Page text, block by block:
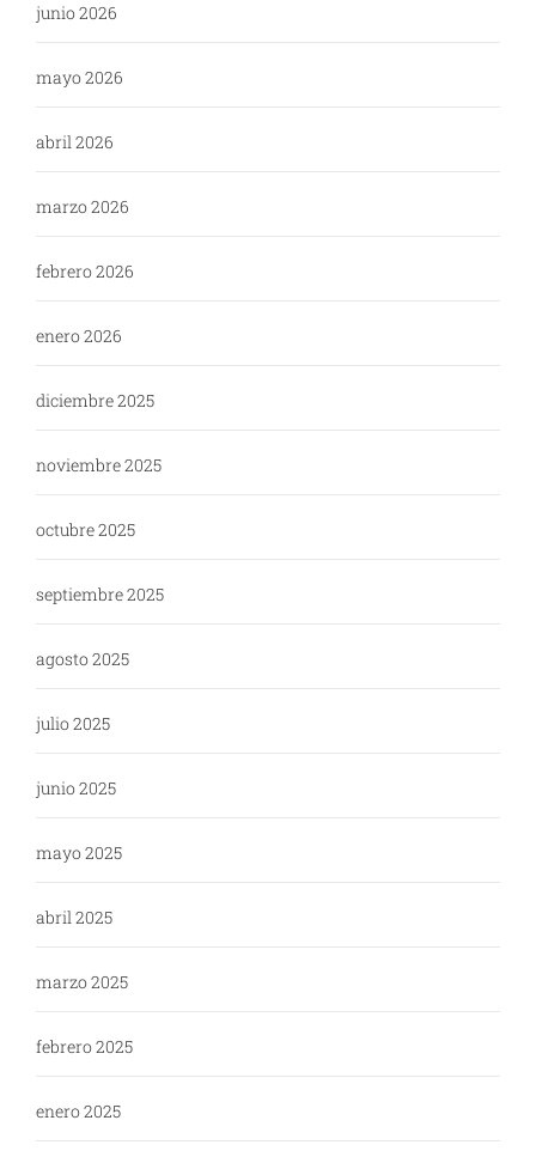
junio 2026
mayo 2026
abril 2026
marzo 2026
febrero 2026
enero 2026
diciembre 2025
noviembre 2025
octubre 2025
septiembre 2025
agosto 2025
julio 2025
junio 2025
mayo 2025
abril 2025
marzo 2025
febrero 2025
enero 2025